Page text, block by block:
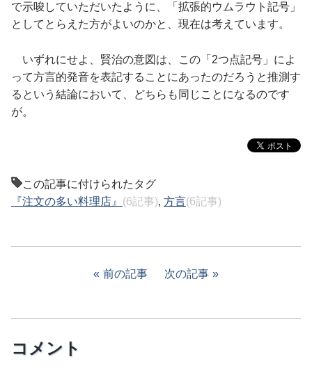
で示唆していただいたように、「拡張的ウムラウト記号」
としてとらえた方がよいのかと、現在は考えています。
いずれにせよ、賢治の意図は、この「2つ点記号」によ
って方言的発音を表記することにあったのだろうと推測す
るという結論において、どちらも同じことになるのです
が。
この記事に付けられたタグ
『注文の多い料理店』 (6記事), 方言(6記事)
前の記事 次の記事
コメント